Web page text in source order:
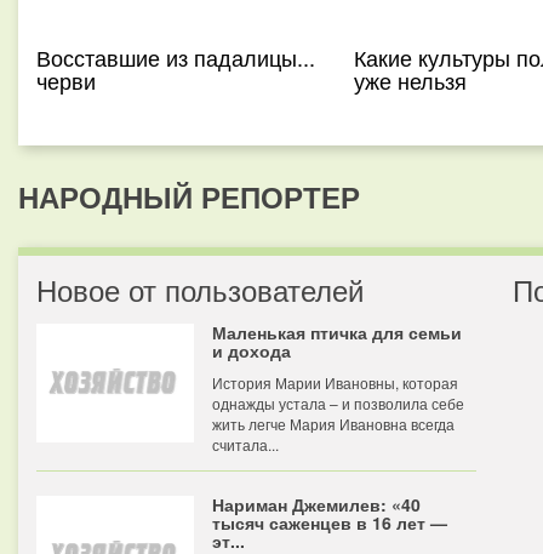
Восставшие из падалицы...
черви
Какие культуры
уже нельзя
НАРОДНЫЙ РЕПОРТЕР
Новое от пользователей
Маленькая птичка для семьи
и дохода
История Марии Ивановны, которая
однажды устала – и позволила себе
жить легче Мария Ивановна всегда
считала...
Нариман Джемилев: «40
тысяч саженцев в 16 лет —
эт...